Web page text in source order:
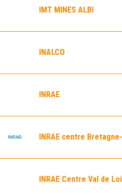
IMT MINES ALBI
INALCO
INRAE
INRAE centre
INRAE Centre Val de